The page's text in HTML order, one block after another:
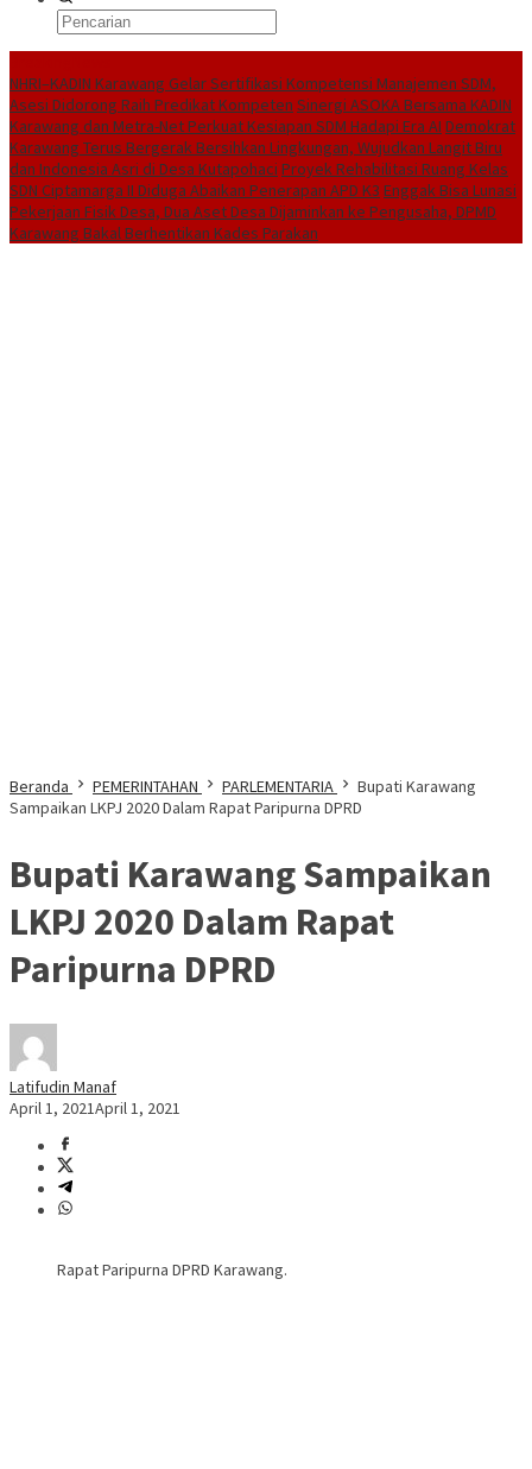
NHRI–KADIN Karawang Gelar Sertifikasi Kompetensi Manajemen SDM,
Asesi Didorong Raih Predikat Kompeten Sinergi ASOKA Bersama KADIN
Karawang dan Metra-Net Perkuat Kesiapan SDM Hadapi Era AI Demokrat
Karawang Terus Bergerak Bersihkan Lingkungan, Wujudkan Langit Biru
dan Indonesia Asri di Desa Kutapohaci Proyek Rehabilitasi Ruang Kelas
SDN Ciptamarga II Diduga Abaikan Penerapan APD K3 Enggak Bisa Lunasi
Pekerjaan Fisik Desa, Dua Aset Desa Dijaminkan ke Pengusaha, DPMD
Karawang Bakal Berhentikan Kades Parakan
Beranda PEMERINTAHAN PARLEMENTARIA
Bupati Karawang
Sampaikan LKPJ 2020 Dalam Rapat Paripurna DPRD
Bupati Karawang Sampaikan
LKPJ 2020 Dalam Rapat
Paripurna DPRD
Latifudin Manaf
April 1, 2021April 1, 2021
Rapat Paripurna DPRD Karawang.